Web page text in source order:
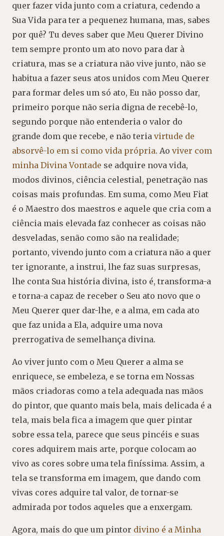
quer fazer vida junto com a criatura, cedendo a
Sua Vida para ter a pequenez humana, mas, sabes
por quê? Tu deves saber que Meu Querer Divino
tem sempre pronto um ato novo para dar à
criatura, mas se a criatura não vive junto, não se
habitua a fazer seus atos unidos com Meu Querer
para formar deles um só ato, Eu não posso dar,
primeiro porque não seria digna de recebê-lo,
segundo porque não entenderia o valor do
grande dom que recebe, e não teria virtude de
absorvê-lo em si como vida própria. Ao viver com
minha Divina Vontade se adquire nova vida,
modos divinos, ciência celestial, penetração nas
coisas mais profundas. Em suma, como Meu Fiat
é o Maestro dos maestros e aquele que cria com a
ciência mais elevada faz conhecer as coisas não
desveladas, senão como são na realidade;
portanto, vivendo junto com a criatura não a quer
ter ignorante, a instrui, lhe faz suas surpresas,
lhe conta Sua história divina, isto é, transforma-a
e torna-a capaz de receber o Seu ato novo que o
Meu Querer quer dar-lhe, e a alma, em cada ato
que faz unida a Ela, adquire uma nova
prerrogativa de semelhança divina.
Ao viver junto com o Meu Querer a alma se
enriquece, se embeleza, e se torna em Nossas
mãos criadoras como a tela adequada nas mãos
do pintor, que quanto mais bela, mais delicada é a
tela, mais bela fica a imagem que quer pintar
sobre essa tela, parece que seus pincéis e suas
cores adquirem mais arte, porque colocam ao
vivo as cores sobre uma tela finíssima. Assim, a
tela se transforma em imagem, que dando com
vivas cores adquire tal valor, de tornar-se
admirada por todos aqueles que a enxergam.
Agora, mais do que um pintor divino é a Minha